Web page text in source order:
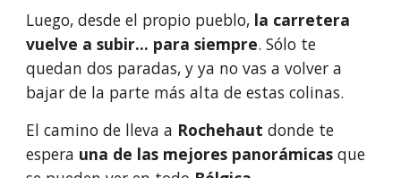
Luego, desde el propio pueblo, la carretera
vuelve a subir... para siempre. Sólo te
quedan dos paradas, y ya no vas a volver a
bajar de la parte más alta de estas colinas.
El camino de lleva a Rochehaut donde te
espera una de las mejores panorámicas que